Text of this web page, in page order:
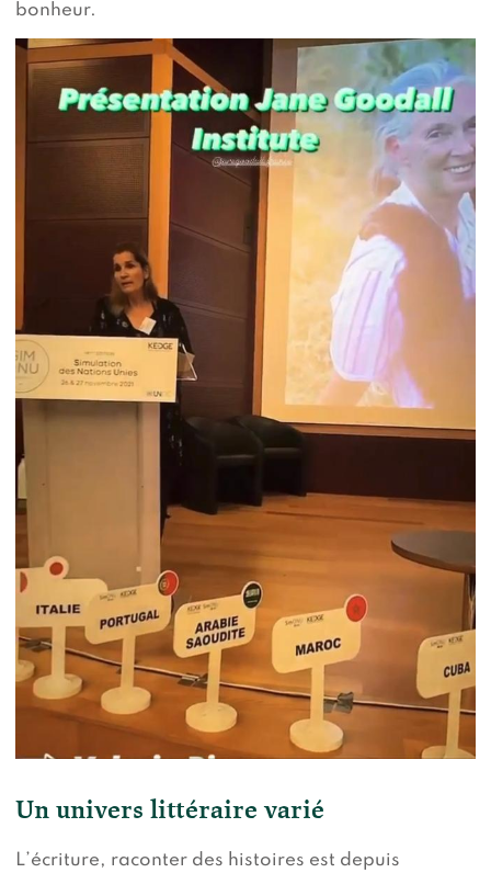
bonheur.
Un univers littéraire varié
L’écriture, raconter des histoires est depuis